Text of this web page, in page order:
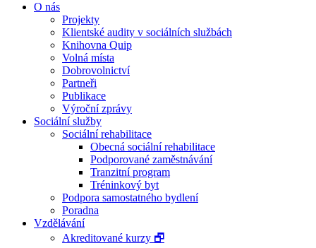
O nás
Projekty
Klientské audity v sociálních službách
Knihovna Quip
Volná místa
Dobrovolnictví
Partneři
Publikace
Výroční zprávy
Sociální služby
Sociální rehabilitace
Obecná sociální rehabilitace
Podporované zaměstnávání
Tranzitní program
Tréninkový byt
Podpora samostatného bydlení
Poradna
Vzdělávání
Akreditované kurzy 🗗